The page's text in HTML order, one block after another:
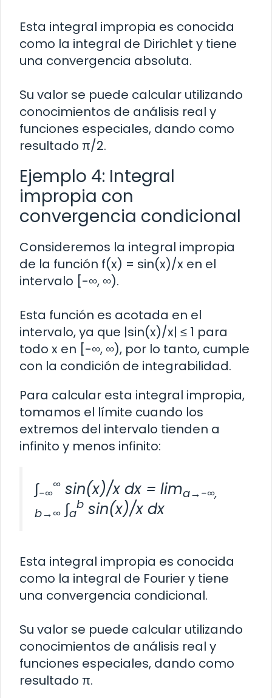
Esta integral impropia es conocida
como la integral de Dirichlet y tiene
una convergencia absoluta.
Su valor se puede calcular utilizando
conocimientos de análisis real y
funciones especiales, dando como
resultado π/2.
Ejemplo 4: Integral
impropia con
convergencia condicional
Consideremos la integral impropia
de la función f(x) = sin(x)/x en el
intervalo [-∞, ∞).
Esta función es acotada en el
intervalo, ya que |sin(x)/x| ≤ 1 para
todo x en [-∞, ∞), por lo tanto, cumple
con la condición de integrabilidad.
Para calcular esta integral impropia,
tomamos el límite cuando los
extremos del intervalo tienden a
infinito y menos infinito:
∫-∞
∞ sin(x)/x dx = lima→-∞,
b→∞ ∫a
b sin(x)/x dx
Esta integral impropia es conocida
como la integral de Fourier y tiene
una convergencia condicional.
Su valor se puede calcular utilizando
conocimientos de análisis real y
funciones especiales, dando como
resultado π.